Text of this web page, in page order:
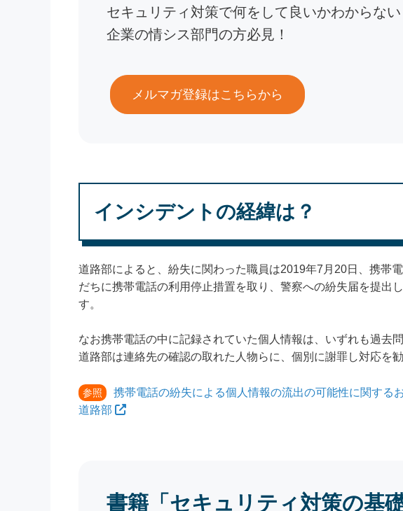
セキュリティ対策で何をして良いかわからない
企業の情シス部門の方必見！
メルマガ登録はこちらから
インシデントの経緯は？
道路部によると、紛失に関わった職員は2019年7月20日、携帯
だちに携帯電話の利用停止措置を取り、警察への紛失届を提出
す。
なお携帯電話の中に記録されていた個人情報は、いずれも過去
道路部は連絡先の確認の取れた人物らに、個別に謝罪し対応を勧
参照
携帯電話の紛失による個人情報の流出の可能性に関する
道路部
書籍「セキュリティ対策の基礎